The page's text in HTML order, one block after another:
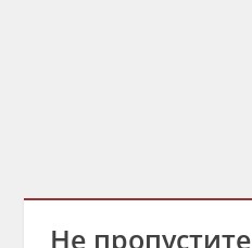
Не пропустите